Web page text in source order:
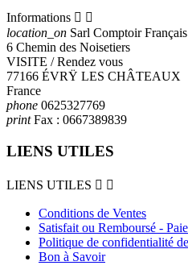
Informations  
location_on Sarl Comptoir
6 Chemin des Noisetiers
VISITE / Rendez vous
77166 ÉVRŸ LES CHÂTEAUX
France
phone 0625327769
printFax : 0667389839
LIENS UTILES
LIENS UTILES  
Conditions de Ventes
Satisfait ou Remboursé -
Politique de confidentialité
Bon à Savoir